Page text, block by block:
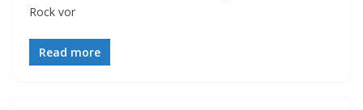
Rock vor
Read more